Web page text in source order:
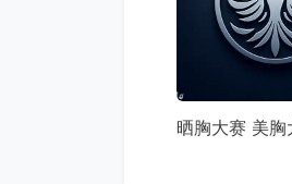
晒胸大赛 美